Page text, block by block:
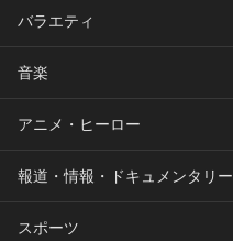
バラエティ
音楽
アニメ・ヒーロー
報道・情報・ドキュメンタリー
スポーツ